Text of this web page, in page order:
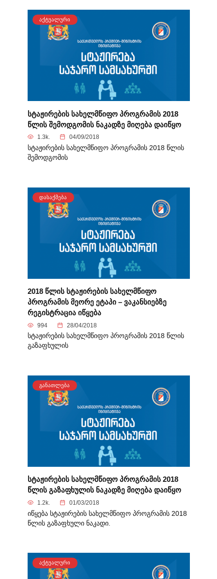
ᲐᲥᲢᲣᲐᲚᲣᲠᲘ
სტაჟირების სახელმწიფო პროგრამის 2018
წლის შემოდგომის ნაკადზე მიღება დაიწყო
1.3k. 04/09/2018
სტაჟირების სახელმწიფო პროგრამის 2018 წლის
შემოდგომის
ᲓᲐᲡᲐᲥᲛᲔᲑᲐ
2018 წლის სტაჟირების სახელმწიფო
პროგრამის მეორე ეტაპი – ვაკანსიებზე
რეგისტრაცია იწყება
994 28/04/2018
სტაჟირების სახელმწიფო პროგრამის 2018 წლის
გაზაფხულის
ᲒᲐᲜᲐᲗᲚᲔᲑᲐ
სტაჟირების სახელმწიფო პროგრამის 2018
წლის გაზაფხულის ნაკადზე მიღება დაიწყო
1.2k. 01/03/2018
იწყება სტაჟირების სახელმწიფო პროგრამის 2018
წლის გაზაფხული ნაკადი.
ᲐᲥᲢᲣᲐᲚᲣᲠᲘ